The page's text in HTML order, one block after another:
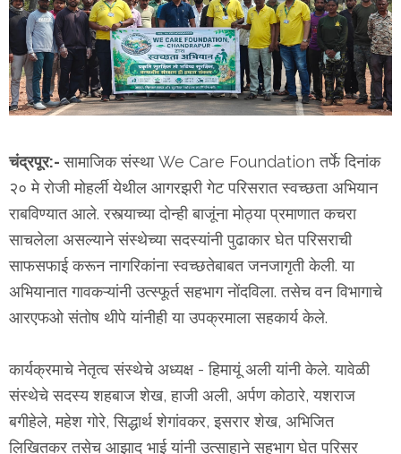
चंद्रपूर:-सामाजिक संस्था We Care Foundation तर्फे दिनांक
२० मे रोजी मोहर्ली येथील आगरझरी गेट परिसरात स्वच्छता अभियान
राबविण्यात आले. रस्त्याच्या दोन्ही बाजूंना मोठ्या प्रमाणात कचरा
साचलेला असल्याने संस्थेच्या सदस्यांनी पुढाकार घेत परिसराची
साफसफाई करून नागरिकांना स्वच्छतेबाबत जनजागृती केली.या
अभियानात गावकऱ्यांनी उत्स्फूर्त सहभाग नोंदविला. तसेच वन विभागाचे
आरएफओ संतोष थीपे यांनीही या उपक्रमाला सहकार्य केले.
कार्यक्रमाचे नेतृत्व संस्थेचे अध्यक्ष - हिमायूं अली यांनी केले. यावेळी
संस्थेचे सदस्य शहबाज शेख, हाजी अली, अर्पण कोठारे, यशराज
बगीहेले, महेश गोरे, सिद्धार्थ शेगांवकर, इसरार शेख, अभिजित
लिखितकर तसेच आझाद भाई यांनी उत्साहाने सहभाग घेत परिसर